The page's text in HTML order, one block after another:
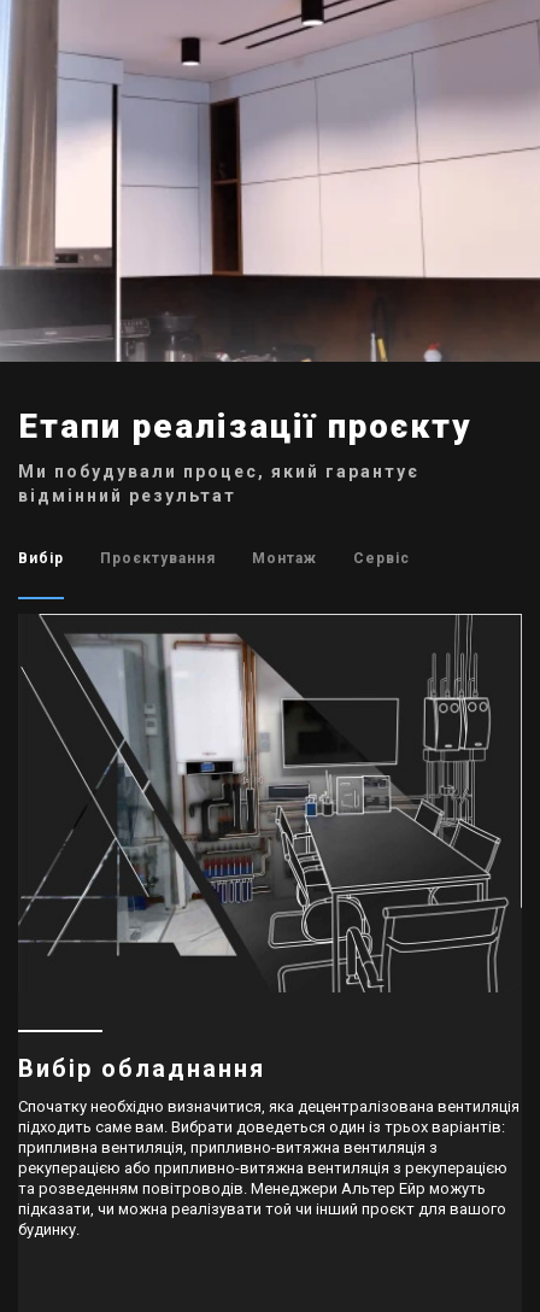
Етапи реалізації проєкту
Ми побудували процес, який гарантує
відмінний результат
Вибір Проєктування Монтаж Сервіс
01
Вибір обладнання
Спочатку необхідно визначитися, яка децентралізована вентиляція
підходить саме вам. Вибрати доведеться один із трьох варіантів:
припливна вентиляція, припливно-витяжна вентиляція з
рекуперацією або припливно-витяжна вентиляція з рекуперацією
та розведенням повітроводів. Менеджери Альтер Ейр можуть
підказати, чи можна реалізувати той чи інший проєкт для вашого
будинку.